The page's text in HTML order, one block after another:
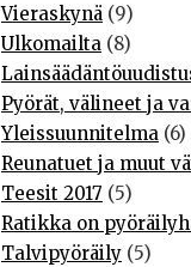
Vieraskynä (9)
Ulkomailta (8)
Pyörät, välineet ja
Yleissuunnitelma (6)
Reunatuet ja muut
Teesit 2017 (5)
Ratikka on
Talvipyöräily (5)